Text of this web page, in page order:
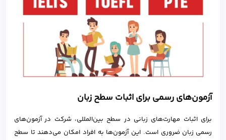
آزمون‌های رسمی برای اثبات سطح زبان
برای اثبات مهارت‌های زبانی در سطح بین‌المللی، شرکت در آزمون‌های
رسمی زبان ضروری است. این آزمون‌ها به افراد امکان می‌دهند تا سطح